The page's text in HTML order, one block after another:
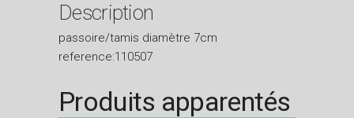
Description
passoire/tamis diamètre 7cm
reference:110507
Produits apparentés